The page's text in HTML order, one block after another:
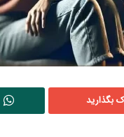
بگذارید